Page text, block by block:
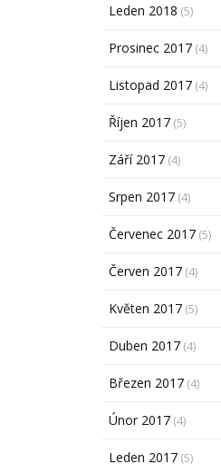
Leden 2018 (5)
Prosinec 2017 (4)
Listopad 2017 (4)
Říjen 2017 (5)
Září 2017 (4)
Srpen 2017 (4)
Červenec 2017 (5)
Červen 2017 (4)
Květen 2017 (5)
Duben 2017 (4)
Březen 2017 (4)
Únor 2017 (4)
Leden 2017 (5)